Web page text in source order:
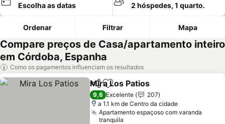
Escolha as datas 2 hóspedes, 1 quarto.
Ordenar Filtrar Mapa
Compare preços de Casa/apartamento inteiro
em Córdoba, Espanha
Como os pagamentos influenciam os resultados
PartilharAdicionar aos favoritos
Mira Los Patios
9,6 Excelente
207
a 1.1 km de Centro da cidade
Apartamento espaçoso com varanda
tranquila